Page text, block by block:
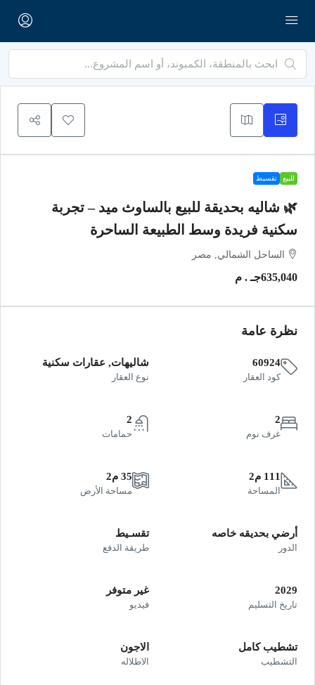
للبيع تقسيط
🌿 شاليه بحديقة للبيع بالساوث ميد – تجربة
سكنية فريدة وسط الطبيعة الساحرة
الساحل الشمالي, مصر
635,040جـ . م
نظرة عامة
60924
كود العقار
شاليهات, عقارات سكنية
نوع العقار
2
غرف نوم
2
حمامات
111 م2
المساحة
35 م2
مساحة الأرض
أرضي بحديقه خاصه
الدور
تقسـيط
طريقة الدفع
2029
تاريخ التسليم
غير متوفر
فيديو
تشطيب كامل
التشطيب
الاجون
الاطلاله